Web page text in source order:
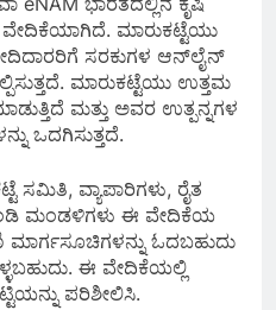
ಮಾರುಕಟ್ಟೆಯು
ಸರಕುಗಳ ಆನ್‌ಲೈನ್
ಮಾರುಕಟ್ಟೆಯು ಉತ್ತಮ
ಮತ್ತು ಅವರ ಉತ್ಪನ್ನಗಳ
ಒದಗಿಸುತ್ತದೆ.
ಸಮಿತಿ, ವ್ಯಾಪಾರಿಗಳು, ರೈತ
ಮಂಡಳಿಗಳು ಈ ವೇದಿಕೆಯ
ಓದಬಹುದು
ಈ ವೇದಿಕೆಯಲ್ಲಿ
ಪರಿಶೀಲಿಸಿ.